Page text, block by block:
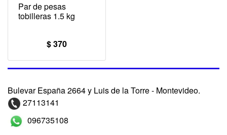
Par de pesas
tobilleras 1.5 kg
$ 370
Bulevar España 2664 y Luis de la Torre - Montevideo.
27113141
096735108